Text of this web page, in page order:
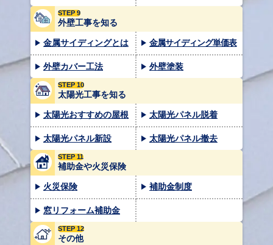
STEP 9
外壁工事を知る
金属サイディングとは 金属サイディング単価表
外壁カバー工法 外壁塗装
STEP 10
太陽光工事を知る
太陽光おすすめの屋根 太陽光パネル脱着
太陽光パネル新設 太陽光パネル撤去
STEP 11
補助金や火災保険
火災保険 補助金制度
窓リフォーム補助金
STEP 12
その他